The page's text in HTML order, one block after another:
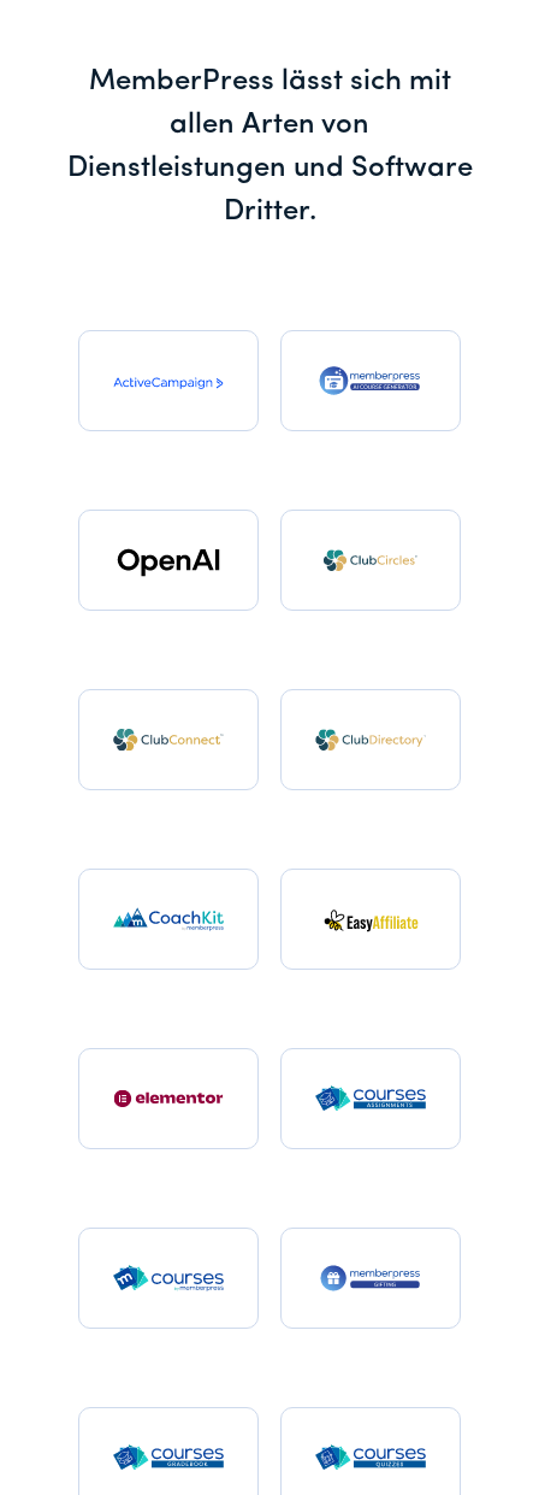
MemberPress lässt sich mit
allen Arten von
Dienstleistungen und Software
Dritter.